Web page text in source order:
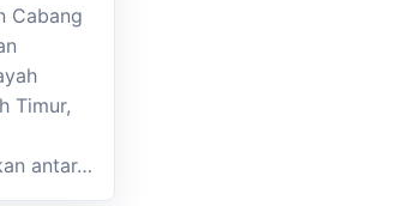
Cabang
Timur,
antar…